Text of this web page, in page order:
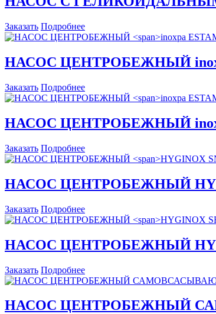
Заказать Подробнее
НАСОС ЦЕНТРОБЕЖНЫЙ
Заказать Подробнее
НАСОС ЦЕНТРОБЕЖНЫЙ
Заказать Подробнее
НАСОС ЦЕНТРОБЕЖНЫЙ
Заказать Подробнее
НАСОС ЦЕНТРОБЕЖНЫЙ
Заказать Подробнее
НАСОС ЦЕНТРОБЕЖНЫЙ